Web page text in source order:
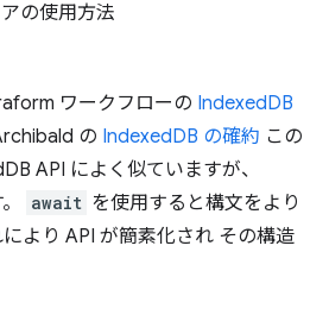
の使用方法
ワークフローの IndexedDB
の IndexedDB の確約 この
API によく似ていますが、
await を使用すると構文をより
より API が簡素化され その構造